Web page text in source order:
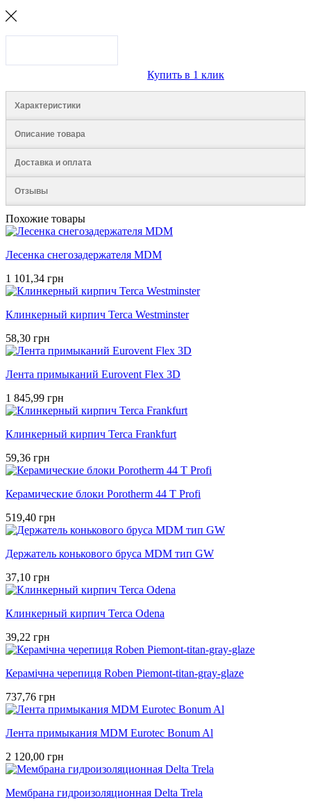
Купить в 1 клик
Характеристики
Описание товара
Доставка и оплата
Отзывы
Похожие товары
Лесенка снегозадержателя MDM
1 101,34 грн
Клинкерный кирпич Terca Westminster
58,30 грн
Лента примыканий Eurovent Flex 3D
1 845,99 грн
Клинкерный кирпич Terca Frankfurt
59,36 грн
Керамические блоки Porotherm 44 T Profi
519,40 грн
Держатель конькового бруса MDM тип GW
37,10 грн
Клинкерный кирпич Terca Odena
39,22 грн
Керамічна черепиця Roben Piemont-titan-gray-glaze
737,76 грн
Лента примыкания MDM Eurotec Bonum Al
2 120,00 грн
Мембрана гидроизоляционная Delta Trela